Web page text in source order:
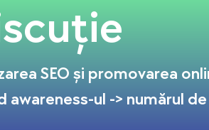
SEO și promovarea
ul -> numărul